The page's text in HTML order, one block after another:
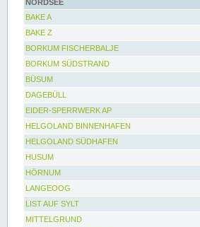
NORDSEE
BAKE A
BAKE Z
BORKUM FISCHERBALJE
BORKUM SÜDSTRAND
BÜSUM
DAGEBÜLL
EIDER-SPERRWERK AP
HELGOLAND BINNENHAFEN
HELGOLAND SÜDHAFEN
HUSUM
HÖRNUM
LANGEOOG
LIST AUF SYLT
MITTELGRUND